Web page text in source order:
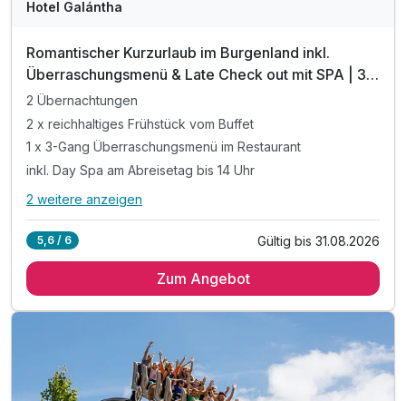
Hotel Galántha
Romantischer Kurzurlaub im Burgenland inkl.
Überraschungsmenü & Late Check out mit SPA | 3
Tage
2 Übernachtungen
2 x reichhaltiges Frühstück vom Buffet
1 x 3-Gang Überraschungsmenü im Restaurant
inkl. Day Spa am Abreisetag bis 14 Uhr
Alle Inklusivleistungen
2 x reichhaltiges Frühstück vom Buffet
inkl. Late Check Out bis 14 Uhr
inkl. 1 Fl. Quin Quin bei Anreise auf Ihr Zimmer
2 weitere anzeigen
5,6 / 6 Gültig bis 31.08.2026
Zum Angebot